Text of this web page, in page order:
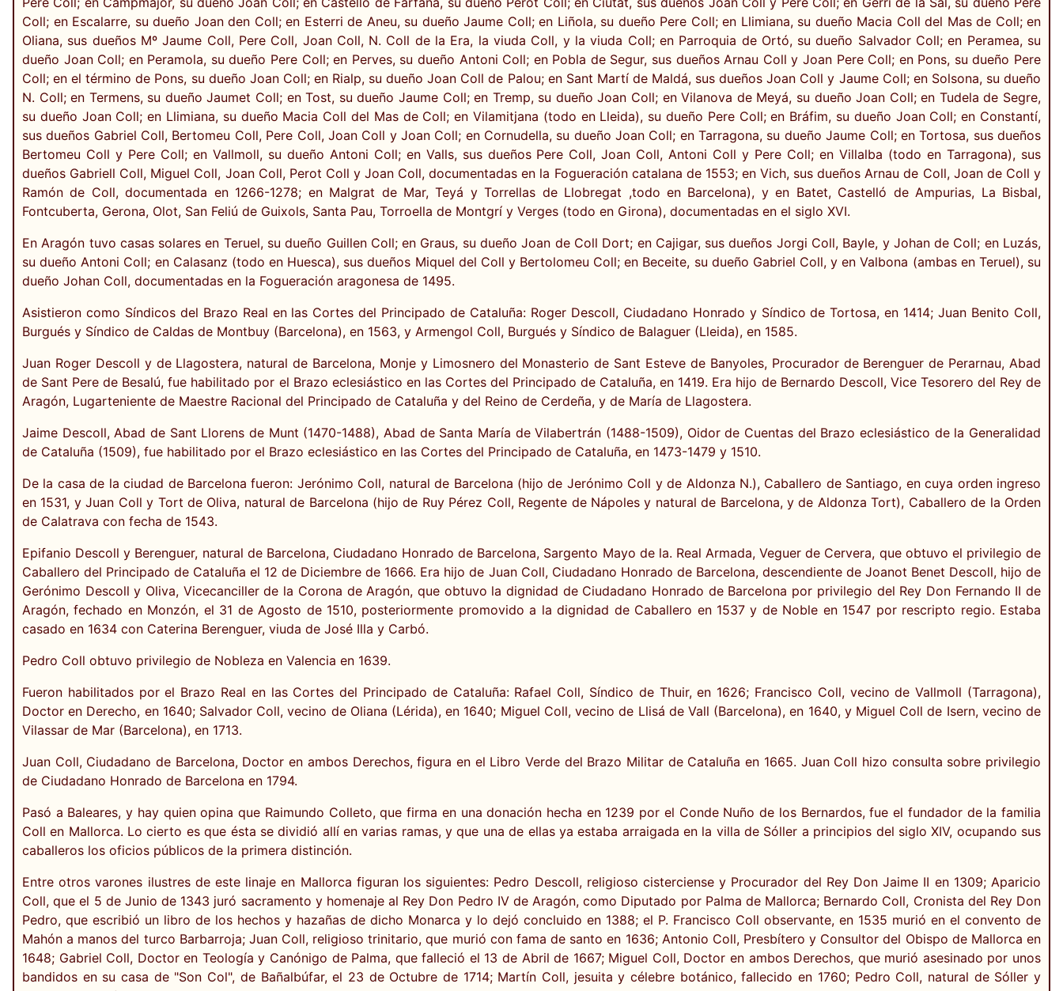
Coll; en Escalarre, su dueño Joan den Coll; en Esterri de Aneu, su dueño Jaume Coll; en Liñola, su dueño Pere Coll; en Llimiana, su dueño Macia Coll del Mas de Coll; en
Oliana, sus dueños Mº Jaume Coll, Pere Coll, Joan Coll, N. Coll de la Era, la viuda Coll, y la viuda Coll; en Parroquia de Ortó, su dueño Salvador Coll; en Peramea, su
dueño Joan Coll; en Peramola, su dueño Pere Coll; en Perves, su dueño Antoni Coll; en Pobla de Segur, sus dueños Arnau Coll y Joan Pere Coll; en Pons, su dueño Pere
Coll; en el término de Pons, su dueño Joan Coll; en Rialp, su dueño Joan Coll de Palou; en Sant Martí de Maldá, sus dueños Joan Coll y Jaume Coll; en Solsona, su dueño
N. Coll; en Termens, su dueño Jaumet Coll; en Tost, su dueño Jaume Coll; en Tremp, su dueño Joan Coll; en Vilanova de Meyá, su dueño Joan Coll; en Tudela de Segre,
su dueño Joan Coll; en Llimiana, su dueño Macia Coll del Mas de Coll; en Vilamitjana (todo en Lleida), su dueño Pere Coll; en Bráfim, su dueño Joan Coll; en Constantí,
sus dueños Gabriel Coll, Bertomeu Coll, Pere Coll, Joan Coll y Joan Coll; en Cornudella, su dueño Joan Coll; en Tarragona, su dueño Jaume Coll; en Tortosa, sus dueños
Bertomeu Coll y Pere Coll; en Vallmoll, su dueño Antoni Coll; en Valls, sus dueños Pere Coll, Joan Coll, Antoni Coll y Pere Coll; en Villalba (todo en Tarragona), sus
dueños Gabriell Coll, Miguel Coll, Joan Coll, Perot Coll y Joan Coll, documentadas en la Fogueración catalana de 1553; en Vich, sus dueños Arnau de Coll, Joan de Coll y
Ramón de Coll, documentada en 1266-1278; en Malgrat de Mar, Teyá y Torrellas de Llobregat ,todo en Barcelona), y en Batet, Castelló de Ampurias, La Bisbal,
Fontcuberta, Gerona, Olot, San Feliú de Guixols, Santa Pau, Torroella de Montgrí y Verges (todo en Girona), documentadas en el siglo XVI.
En Aragón tuvo casas solares en Teruel, su dueño Guillen Coll; en Graus, su dueño Joan de Coll Dort; en Cajigar, sus dueños Jorgi Coll, Bayle, y Johan de Coll; en Luzás,
su dueño Antoni Coll; en Calasanz (todo en Huesca), sus dueños Miquel del Coll y Bertolomeu Coll; en Beceite, su dueño Gabriel Coll, y en Valbona (ambas en Teruel), su
dueño Johan Coll, documentadas en la Fogueración aragonesa de 1495.
Asistieron como Síndicos del Brazo Real en las Cortes del Principado de Cataluña: Roger Descoll, Ciudadano Honrado y Síndico de Tortosa, en 1414; Juan Benito Coll,
Burgués y Síndico de Caldas de Montbuy (Barcelona), en 1563, y Armengol Coll, Burgués y Síndico de Balaguer (Lleida), en 1585.
Juan Roger Descoll y de Llagostera, natural de Barcelona, Monje y Limosnero del Monasterio de Sant Esteve de Banyoles, Procurador de Berenguer de Perarnau, Abad
de Sant Pere de Besalú, fue habilitado por el Brazo eclesiástico en las Cortes del Principado de Cataluña, en 1419. Era hijo de Bernardo Descoll, Vice Tesorero del Rey de
Aragón, Lugarteniente de Maestre Racional del Principado de Cataluña y del Reino de Cerdeña, y de María de Llagostera.
Jaime Descoll, Abad de Sant Llorens de Munt (1470-1488), Abad de Santa María de Vilabertrán (1488-1509), Oidor de Cuentas del Brazo eclesiástico de la Generalidad
de Cataluña (1509), fue habilitado por el Brazo eclesiástico en las Cortes del Principado de Cataluña, en 1473-1479 y 1510.
De la casa de la ciudad de Barcelona fueron: Jerónimo Coll, natural de Barcelona (hijo de Jerónimo Coll y de Aldonza N.), Caballero de Santiago, en cuya orden ingreso
en 1531, y Juan Coll y Tort de Oliva, natural de Barcelona (hijo de Ruy Pérez Coll, Regente de Nápoles y natural de Barcelona, y de Aldonza Tort), Caballero de la Orden
de Calatrava con fecha de 1543.
Epifanio Descoll y Berenguer, natural de Barcelona, Ciudadano Honrado de Barcelona, Sargento Mayo de la. Real Armada, Veguer de Cervera, que obtuvo el privilegio de
Caballero del Principado de Cataluña el 12 de Diciembre de 1666. Era hijo de Juan Coll, Ciudadano Honrado de Barcelona, descendiente de Joanot Benet Descoll, hijo de
Gerónimo Descoll y Oliva, Vicecanciller de la Corona de Aragón, que obtuvo la dignidad de Ciudadano Honrado de Barcelona por privilegio del Rey Don Fernando II de
Aragón, fechado en Monzón, el 31 de Agosto de 1510, posteriormente promovido a la dignidad de Caballero en 1537 y de Noble en 1547 por rescripto regio. Estaba
casado en 1634 con Caterina Berenguer, viuda de José Illa y Carbó.
Pedro Coll obtuvo privilegio de Nobleza en Valencia en 1639.
Fueron habilitados por el Brazo Real en las Cortes del Principado de Cataluña: Rafael Coll, Síndico de Thuir, en 1626; Francisco Coll, vecino de Vallmoll (Tarragona),
Doctor en Derecho, en 1640; Salvador Coll, vecino de Oliana (Lérida), en 1640; Miguel Coll, vecino de Llisá de Vall (Barcelona), en 1640, y Miguel Coll de Isern, vecino de
Vilassar de Mar (Barcelona), en 1713.
Juan Coll, Ciudadano de Barcelona, Doctor en ambos Derechos, figura en el Libro Verde del Brazo Militar de Cataluña en 1665. Juan Coll hizo consulta sobre privilegio
de Ciudadano Honrado de Barcelona en 1794.
Pasó a Baleares, y hay quien opina que Raimundo Colleto, que firma en una donación hecha en 1239 por el Conde Nuño de los Bernardos, fue el fundador de la familia
Coll en Mallorca. Lo cierto es que ésta se dividió allí en varias ramas, y que una de ellas ya estaba arraigada en la villa de Sóller a principios del siglo XIV, ocupando sus
caballeros los oficios públicos de la primera distinción.
Entre otros varones ilustres de este linaje en Mallorca figuran los siguientes: Pedro Descoll, religioso cisterciense y Procurador del Rey Don Jaime II en 1309; Aparicio
Coll, que el 5 de Junio de 1343 juró sacramento y homenaje al Rey Don Pedro IV de Aragón, como Diputado por Palma de Mallorca; Bernardo Coll, Cronista del Rey Don
Pedro, que escribió un libro de los hechos y hazañas de dicho Monarca y lo dejó concluido en 1388; el P. Francisco Coll observante, en 1535 murió en el convento de
Mahón a manos del turco Barbarroja; Juan Coll, religioso trinitario, que murió con fama de santo en 1636; Antonio Coll, Presbítero y Consultor del Obispo de Mallorca en
1648; Gabriel Coll, Doctor en Teología y Canónigo de Palma, que falleció el 13 de Abril de 1667; Miguel Coll, Doctor en ambos Derechos, que murió asesinado por unos
bandidos en su casa de "Son Col", de Bañalbúfar, el 23 de Octubre de 1714; Martín Coll, jesuita y célebre botánico, fallecido en 1760; Pedro Coll, natural de Sóller y